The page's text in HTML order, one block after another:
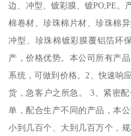
边、冲型、镀彩膜、镀PO;PE。
棉卷材、珍珠棉片材、珍珠棉
冲型、珍珠棉镀彩膜覆铝箔环
产，价格优势。本公司所有产
系统，可做到价格。2、快速响
货，急客户之所急。 3、紧密
单，配合生产不同的产品，本
小到几百个、大到几百万个，